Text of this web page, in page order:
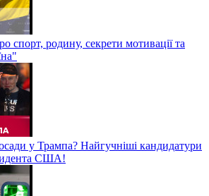
спорт, родину, секрети мотивації та
у Трампа? Найгучніші кандидатури
США!